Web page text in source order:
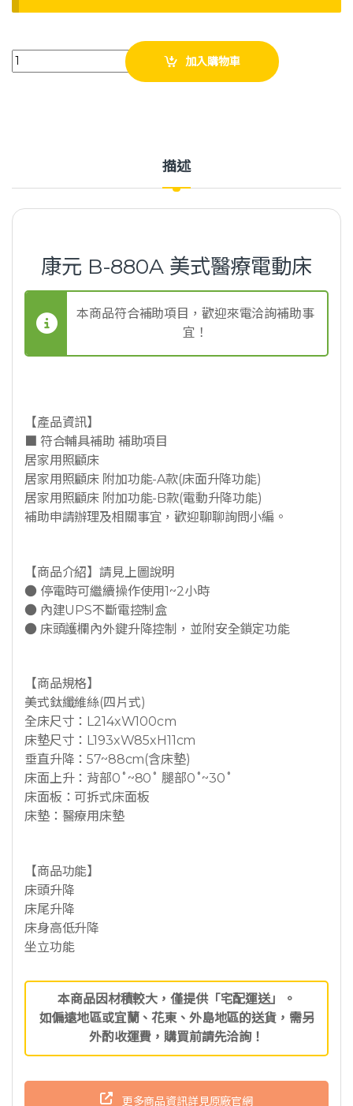
康元 B-880A 美式醫療電動床（三馬達）含床墊 蓄電 護欄 交流電力
加入購物車
描述
康元 B-880A 美式醫療電動床
本商品符合補助項目，歡迎來電洽詢補助事
宜！
【產品資訊】
■ 符合輔具補助 補助項目
居家用照顧床
居家用照顧床 附加功能-A款(床面升降功能)
居家用照顧床 附加功能-B款(電動升降功能)
補助申請辦理及相關事宜，歡迎聊聊詢問小編。
【商品介紹】請見上圖說明
● 停電時可繼續操作使用1~2小時
● 內建UPS不斷電控制盒
● 床頭護欄內外鍵升降控制，並附安全鎖定功能
【商品規格】
美式鈦纖維絲(四片式)
全床尺寸：L214xW100cm
床墊尺寸：L193xW85xH11cm
垂直升降：57~88cm(含床墊)
床面上升：背部0˚~80˚ 腿部0˚~30˚
床面板：可拆式床面板
床墊：醫療用床墊
【商品功能】
床頭升降
床尾升降
床身高低升降
坐立功能
本商品因材積較大，僅提供「宅配運送」。
如偏遠地區或宜蘭、花東、外島地區的送貨，需另
外酌收運費，購買前請先洽詢！
更多商品資訊詳見原廠官網